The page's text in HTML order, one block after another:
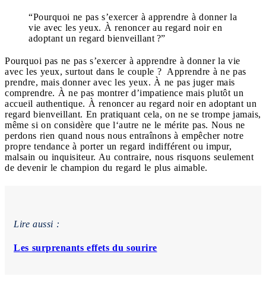
“Pourquoi ne pas s’exercer à apprendre à donner la
vie avec les yeux. À renoncer au regard noir en
adoptant un regard bienveillant ?”
Pourquoi pas ne pas s’exercer à apprendre à donner la vie
avec les yeux, surtout dans le couple ? Apprendre à ne pas
prendre, mais donner avec les yeux. À ne pas juger mais
comprendre. À ne pas montrer d’impatience mais plutôt un
accueil authentique. À renoncer au regard noir en adoptant un
regard bienveillant. En pratiquant cela, on ne se trompe jamais,
même si on considère que l‘autre ne le mérite pas. Nous ne
perdons rien quand nous nous entraînons à empêcher notre
propre tendance à porter un regard indifférent ou impur,
malsain ou inquisiteur. Au contraire, nous risquons seulement
de devenir le champion du regard le plus aimable.
Lire aussi :
Les surprenants effets du sourire